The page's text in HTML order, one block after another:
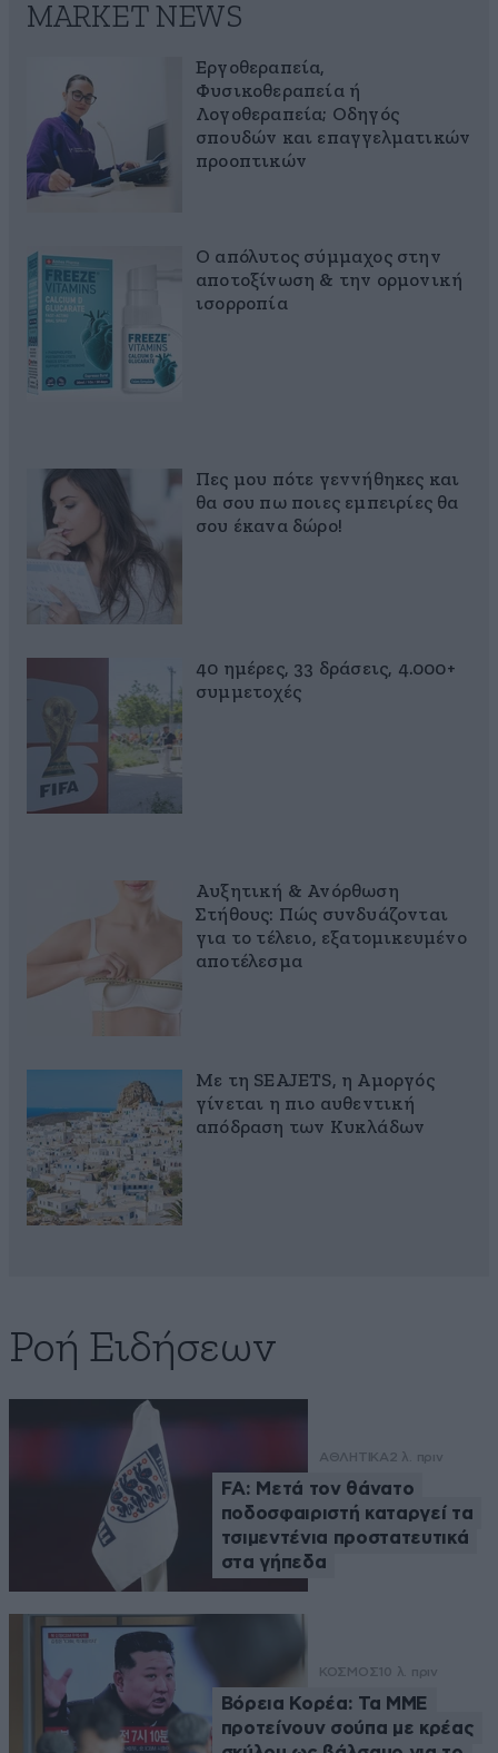
MARKET NEWS
Εργοθεραπεία,
Φυσικοθεραπεία ή
Λογοθεραπεία; Οδηγός
σπουδών και επαγγελματικών
προοπτικών
Ο απόλυτος σύμμαχος στην
αποτοξίνωση & την ορμονική
ισορροπία
Πες μου πότε γεννήθηκες και
θα σου πω ποιες εμπειρίες θα
σου έκανα δώρο!
40 ημέρες, 33 δράσεις, 4.000+
συμμετοχές
Αυξητική & Ανόρθωση
Στήθους: Πώς συνδυάζονται
για το τέλειο, εξατομικευμένο
αποτέλεσμα
Με τη SEAJETS, η Αμοργός
γίνεται η πιο αυθεντική
απόδραση των Κυκλάδων
Ροή Ειδήσεων
ΑΘΛΗΤΙΚΑ2 λ. πριν
FA: Μετά τον θάνατο
ποδοσφαιριστή καταργεί τα
τσιμεντένια προστατευτικά
στα γήπεδα
ΚΟΣΜΟΣ 10 λ. πριν
Βόρεια Κορέα: Τα ΜΜΕ
προτείνουν σούπα με κρέας